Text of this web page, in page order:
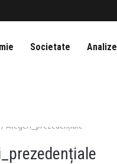
Societate Analize
/ Alegeri_prezedențiale